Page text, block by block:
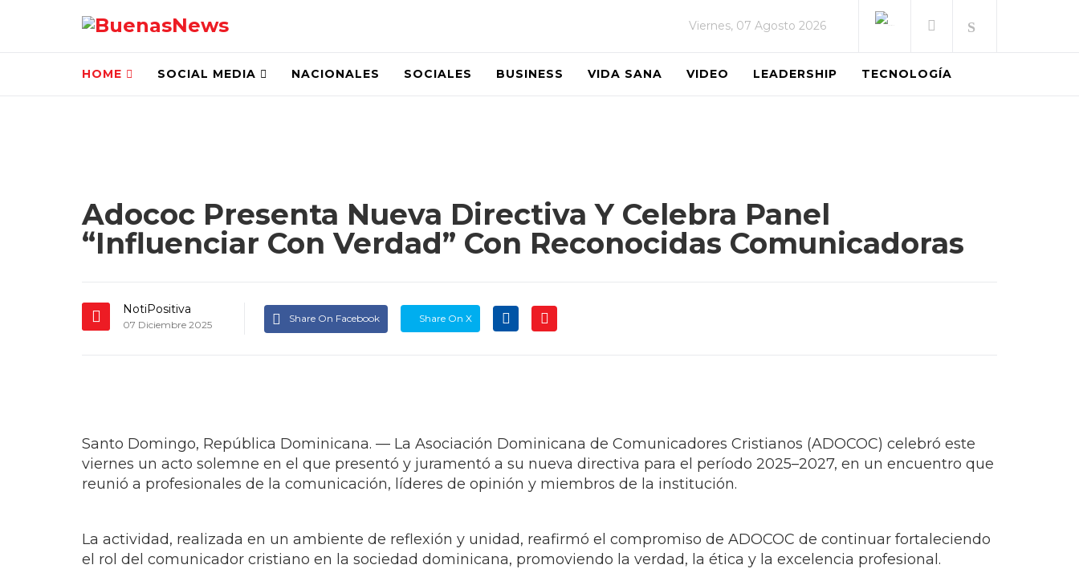
Viernes, 07 Agosto 2026
HOME SOCIAL MEDIA NACIONALES SOCIALES BUSINESS VIDA SANA VIDEO LEADERSHIP TECNOLOGÍA
Adococ Presenta Nueva Directiva Y Celebra Panel
“Influenciar Con Verdad” Con Reconocidas Comunicadoras
NotiPositiva
07 Diciembre 2025
Share On Facebook Share On X
Santo Domingo, República Dominicana. — La Asociación Dominicana de Comunicadores Cristianos (ADOCOC) celebró este
viernes un acto solemne en el que presentó y juramentó a su nueva directiva para el período 2025–2027, en un encuentro que
reunió a profesionales de la comunicación, líderes de opinión y miembros de la institución.
La actividad, realizada en un ambiente de reflexión y unidad, reafirmó el compromiso de ADOCOC de continuar fortaleciendo
el rol del comunicador cristiano en la sociedad dominicana, promoviendo la verdad, la ética y la excelencia profesional.